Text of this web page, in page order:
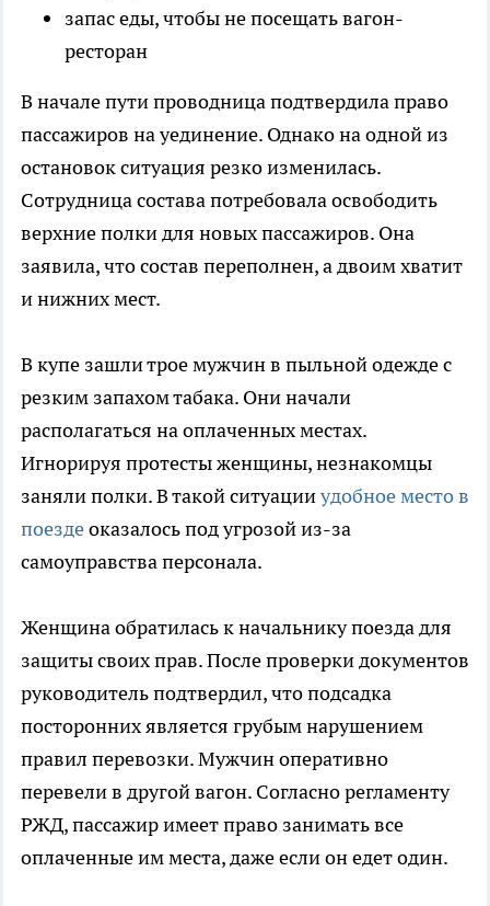
запас еды, чтобы не посещать вагон-
ресторан
В начале пути проводница подтвердила право
пассажиров на уединение. Однако на одной из
остановок ситуация резко изменилась.
Сотрудница состава потребовала освободить
верхние полки для новых пассажиров. Она
заявила, что состав переполнен, а двоим хватит
и нижних мест.
В купе зашли трое мужчин в пыльной одежде с
резким запахом табака. Они начали
располагаться на оплаченных местах.
Игнорируя протесты женщины, незнакомцы
заняли полки. В такой ситуацииудобное место в
поездеоказалось под угрозой из-за
самоуправства персонала.
Женщина обратилась к начальнику поезда для
защиты своих прав. После проверки документов
руководитель подтвердил, что подсадка
посторонних является грубым нарушением
правил перевозки. Мужчин оперативно
перевели в другой вагон. Согласно регламенту
РЖД, пассажир имеет право занимать все
оплаченные им места, даже если он едет один.